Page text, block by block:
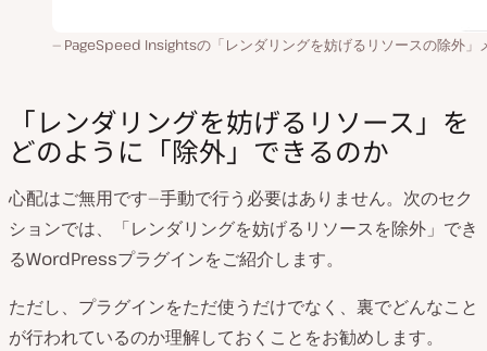
PageSpeed Insightsの「レンダリングを妨げるリソースの除外」
「レンダリングを妨げるリソース」を
どのように「除外」できるのか
心配はご無用です—手動で行う必要はありません。次のセク
ションでは、「レンダリングを妨げるリソースを除外」でき
るWordPressプラグインをご紹介します。
ただし、プラグインをただ使うだけでなく、裏でどんなこと
が行われているのか理解しておくことをお勧めします。